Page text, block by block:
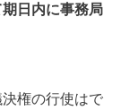
日内に事務局
権の行使はで